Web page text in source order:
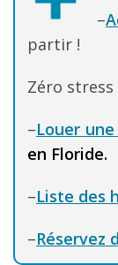
–
partir !
Zéro
–Louer
en Floride.
–Liste des
–Réservez